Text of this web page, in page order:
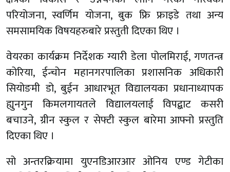
परियोजना, स्वर्णिम योजना, बुक फ्रि फ्राइडे तथा अन्य
समसामयिक विषयहरुबारे प्रस्तुती दिएका थिए ।
वेयरका कार्यक्रम निर्देशक ग्यारी डेला पोलमिराई, गणतन्त्र
कोरिया, ईन्चोन महानगरपालिका प्रशासनिक अधिकारी
सियोङमी डो, बुईन आधारभूत विद्यालयका प्रधानाध्यापक
ह्युनगुन किमलगायतले विद्यालयलाई विपद्बाट कसरी
बचाउने, ग्रीन स्कुल र सेफ्टी स्कुल बारेमा आफ्नो प्रस्तुति
दिएका थिए ।
सो अन्तरक्रियामा युएनडिआरआर ओनिय एण्ड गेटीका